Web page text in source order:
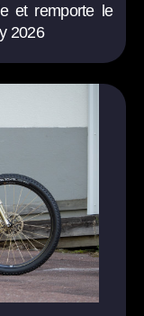
et remporte le
2026